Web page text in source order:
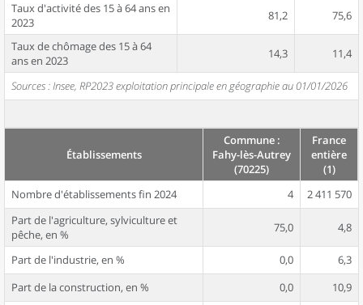
Taux d'activité des 15 à 64 ans en
2023
81,2 75,6
Taux de chômage des 15 à 64
ans en 2023
14,3 11,4
Sources : Insee, RP2023 exploitation principale en géographie au 01/01/2026
Établissements
Commune :
Fahy-lès-Autrey
(70225)
France
entière
(1)
Nombre d'établissements fin 2024
4
2 411 570
Part de l'agriculture, sylviculture et
pêche, en %
75,0 4,8
Part de l'industrie, en % 0,0
6,3
Part de la construction, en %
0,0
10,9